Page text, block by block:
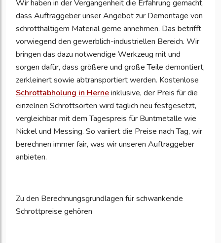
Wir haben in der Vergangenheit die Erfahrung gemacht,
dass Auftraggeber unser Angebot zur Demontage von
schrotthaltigem Material gerne annehmen. Das betrifft
vorwiegend den gewerblich-industriellen Bereich. Wir
bringen das dazu notwendige Werkzeug mit und
sorgen dafür, dass größere und große Teile demontiert,
zerkleinert sowie abtransportiert werden. Kostenlose
Schrottabholung in Herneinklusive, der Preis für die
einzelnen Schrottsorten wird täglich neu festgesetzt,
vergleichbar mit dem Tagespreis für Buntmetalle wie
Nickel und Messing. So variiert die Preise nach Tag, wir
berechnen immer fair, was wir unseren Auftraggeber
anbieten.
Zu den Berechnungsgrundlagen für schwankende
Schrottpreise gehören